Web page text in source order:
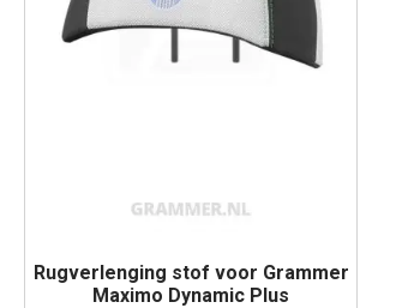
Rugverlenging stof voor Grammer
Maximo Dynamic Plus